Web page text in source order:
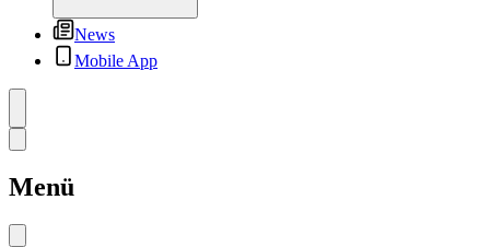
News
Mobile App
Menü